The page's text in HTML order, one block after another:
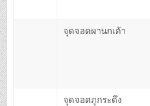
จุดจอดผานกเค้า
จุดจอดภูกระดึง